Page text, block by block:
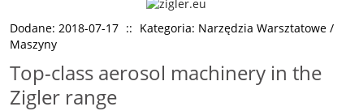
Dodane: 2018-07-17 :: Kategoria: Narzędzia Warsztatowe /
Maszyny
Top-class aerosol machinery in the
Zigler range